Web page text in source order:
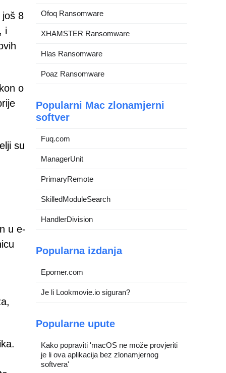
još 8
i
o
su
u e-
Ofoq Ransomware
XHAMSTER Ransomware
Hlas Ransomware
Poaz Ransomware
Popularni Mac zlonamjerni
softver
Fuq.com
ManagerUnit
PrimaryRemote
SkilledModuleSearch
HandlerDivision
Popularna izdanja
Eporner.com
Je li Lookmovie.io siguran?
Popularne upute
Kako popraviti 'macOS ne može provjeriti
je li ova aplikacija bez zlonamjernog
softvera'